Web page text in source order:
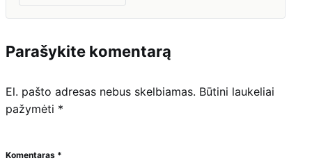
Parašykite komentarą
El. pašto adresas nebus skelbiamas. Būtini laukeliai
pažymėti *
Komentaras *